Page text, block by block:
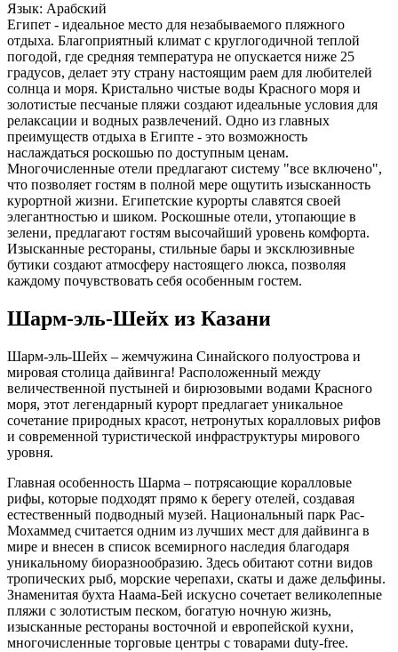
Язык: Арабский
Египет - идеальное место для незабываемого пляжного
отдыха. Благоприятный климат с круглогодичной теплой
погодой, где средняя температура не опускается ниже 25
градусов, делает эту страну настоящим раем для любителей
солнца и моря. Кристально чистые воды Красного моря и
золотистые песчаные пляжи создают идеальные условия для
релаксации и водных развлечений. Одно из главных
преимуществ отдыха в Египте - это возможность
наслаждаться роскошью по доступным ценам.
Многочисленные отели предлагают систему "все включено",
что позволяет гостям в полной мере ощутить изысканность
курортной жизни. Египетские курорты славятся своей
элегантностью и шиком. Роскошные отели, утопающие в
зелени, предлагают гостям высочайший уровень комфорта.
Изысканные рестораны, стильные бары и эксклюзивные
бутики создают атмосферу настоящего люкса, позволяя
каждому почувствовать себя особенным гостем.
Шарм-эль-Шейх из Казани
Шарм-эль-Шейх – жемчужина Синайского полуострова и
мировая столица дайвинга! Расположенный между
величественной пустыней и бирюзовыми водами Красного
моря, этот легендарный курорт предлагает уникальное
сочетание природных красот, нетронутых коралловых рифов
и современной туристической инфраструктуры мирового
уровня.
Главная особенность Шарма – потрясающие коралловые
рифы, которые подходят прямо к берегу отелей, создавая
естественный подводный музей. Национальный парк Рас-
Мохаммед считается одним из лучших мест для дайвинга в
мире и внесен в список всемирного наследия благодаря
уникальному биоразнообразию. Здесь обитают сотни видов
тропических рыб, морские черепахи, скаты и даже дельфины.
Знаменитая бухта Наама-Бей искусно сочетает великолепные
пляжи с золотистым песком, богатую ночную жизнь,
изысканные рестораны восточной и европейской кухни,
многочисленные торговые центры с товарами duty-free.